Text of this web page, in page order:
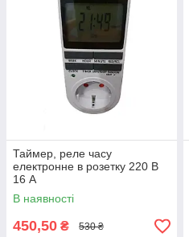
Таймер, реле часу
електронне в розетку 220 В
16 А
В наявності
450,50 ₴ 530 ₴